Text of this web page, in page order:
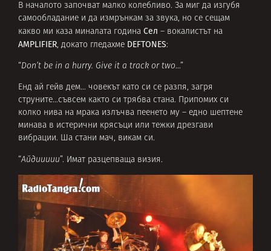
В началото започват малко колебливо. За миг да изгубя
самообладание и да измрънкам за звука, но се сещам
какво ми каза миналата година Сел – вокалистът на
AMPLIFIER, докато гледахме DEFTONES:
“Don’t be in a hurry. Give it a track or two…”
Енд ай гейв дем… човекът като си се разпя, загря
струните…съвсем както си трябва стана. Припомих си
колко нива на мрака излъчва пеенето му – едно шептене
минава в истерични крясъци или тежки дрезгави
вибрации. Ша стани мач, викам си.
“Айдиииии”. Имат разцепваща визия.